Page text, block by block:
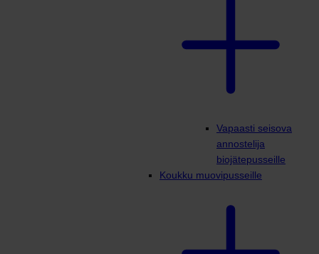
Vapaasti seisova
annostelija
biojätepusseille
Koukku muovipusseille